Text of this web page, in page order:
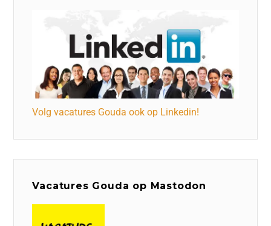
Volg vacatures Gouda ook op Linkedin!
Vacatures Gouda op Mastodon